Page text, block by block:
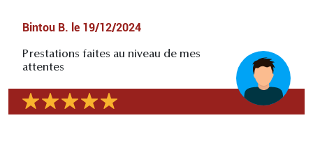
Bintou B. le 19/12/2024
Prestations faites au niveau de mes
attentes